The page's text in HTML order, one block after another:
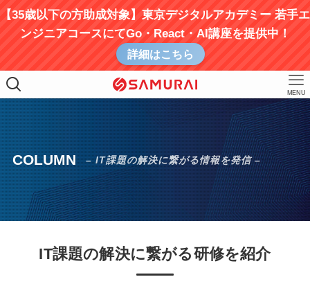
【35歳以下の方助成対象】東京デジタルアカデミー 若手エ
ンジニアコースにてGo・React・AI講座を提供中！
詳細はこちら
MENU
COLUMN – IT課題の解決に繋がる情報を発信 –
IT課題の解決に繋がる研修を紹介